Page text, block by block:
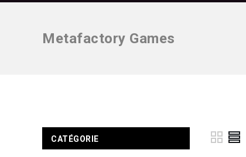
Metafactory Games
CATÉGORIE